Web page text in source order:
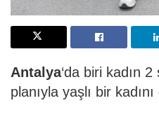
Antalya‘da biri kadın
planıyla yaşlı bir